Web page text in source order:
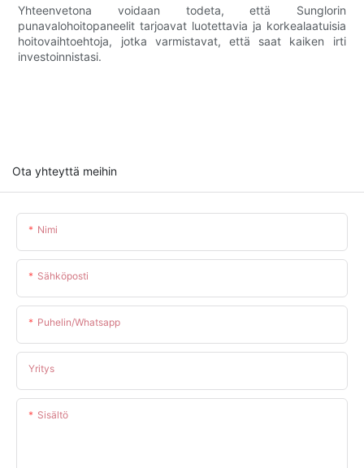
Yhteenvetona voidaan todeta, että Sunglorin
punavalohoitopaneelit tarjoavat luotettavia ja korkealaatuisia
hoitovaihtoehtoja, jotka varmistavat, että saat kaiken irti
investoinnistasi.
Ota yhteyttä meihin
Nimi
Sähköposti
Puhelin/whatsapp
Yritys
Sisältö